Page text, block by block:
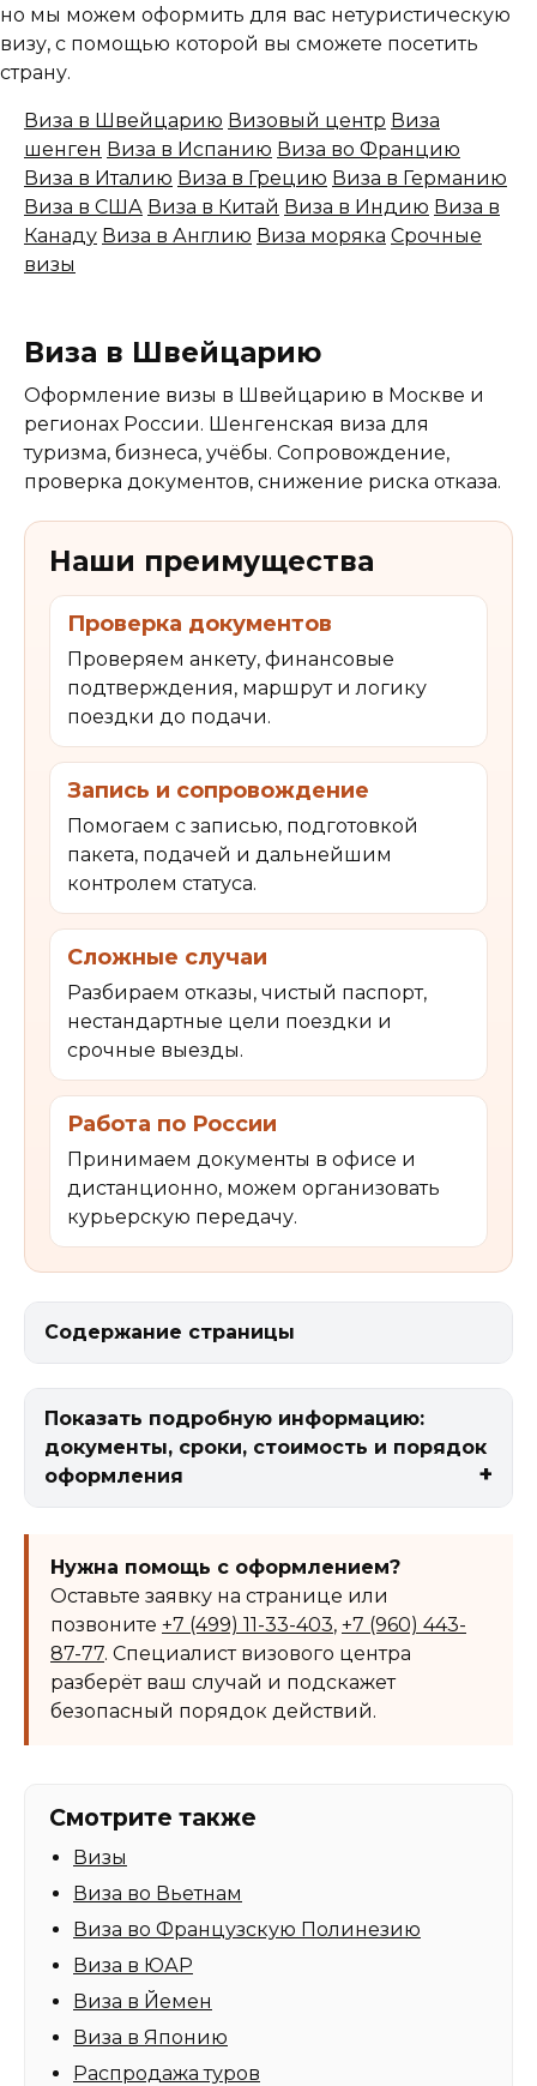
но мы можем оформить для вас нетуристическую
визу, с помощью которой вы сможете посетить
страну.
Виза в Швейцарию Визовый центр Виза
шенген Виза в Испанию Виза во Францию
Виза в Италию Виза в Грецию Виза в Германию
Виза в США Виза в Китай Виза в Индию Виза в
Канаду Виза в Англию Виза моряка Срочные
визы
Виза в Швейцарию
Оформление визы в Швейцарию в Москве и
регионах России. Шенгенская виза для
туризма, бизнеса, учёбы. Сопровождение,
проверка документов, снижение риска отказа.
Наши преимущества
Проверка документов
Проверяем анкету, финансовые
подтверждения, маршрут и логику
поездки до подачи.
Запись и сопровождение
Помогаем с записью, подготовкой
пакета, подачей и дальнейшим
контролем статуса.
Сложные случаи
Разбираем отказы, чистый паспорт,
нестандартные цели поездки и
срочные выезды.
Работа по России
Принимаем документы в офисе и
дистанционно, можем организовать
курьерскую передачу.
Содержание страницы
Показать подробную информацию:
документы, сроки, стоимость и порядок
оформления
Нужна помощь с оформлением?
Оставьте заявку на странице или
позвоните +7 (499) 11-33-403, +7 (960) 443-
87-77. Специалист визового центра
разберёт ваш случай и подскажет
безопасный порядок действий.
Смотрите также
Визы
Виза во Вьетнам
Виза во Французскую Полинезию
Виза в ЮАР
Виза в Йемен
Виза в Японию
Распродажа туров